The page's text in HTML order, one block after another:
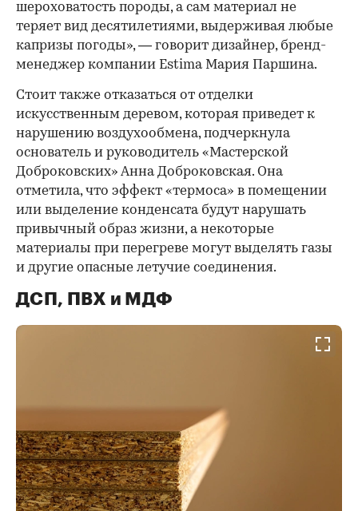
шероховатость породы, а сам материал не
теряет вид десятилетиями, выдерживая любые
капризы погоды», — говорит дизайнер, бренд-
менеджер компании Estima Мария Паршина.
Стоит также отказаться от отделки
искусственным деревом, которая приведет к
нарушению воздухообмена, подчеркнула
основатель и руководитель «Мастерской
Доброковских» Анна Доброковская. Она
отметила, что эффект «термоса» в помещении
или выделение конденсата будут нарушать
привычный образ жизни, а некоторые
материалы при перегреве могут выделять газы
и другие опасные летучие соединения.
ДСП, ПВХ и МДФ